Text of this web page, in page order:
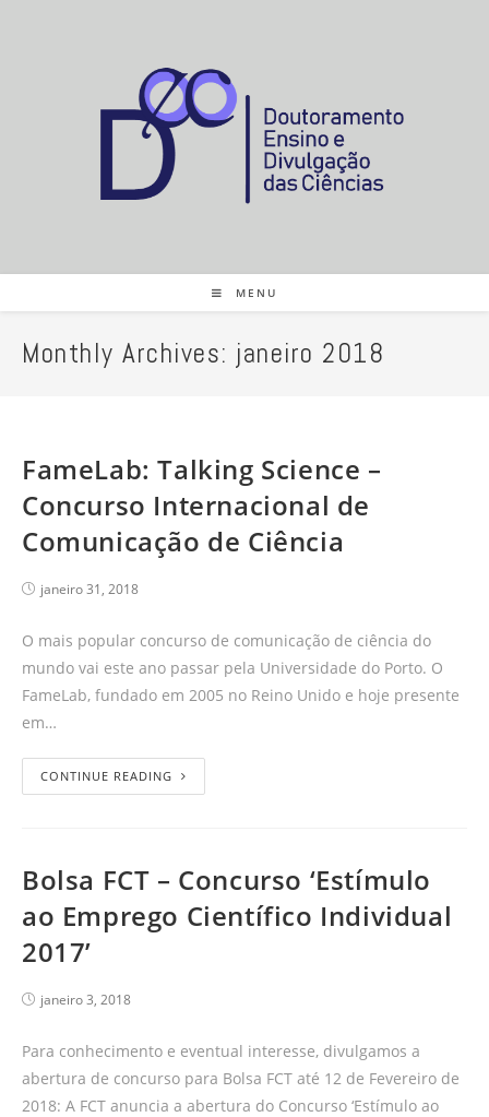
MENU
Monthly Archives: janeiro 2018
FameLab: Talking Science –
Concurso Internacional de
Comunicação de Ciência
janeiro 31, 2018
O mais popular concurso de comunicação de ciência do
mundo vai este ano passar pela Universidade do Porto. O
FameLab, fundado em 2005 no Reino Unido e hoje presente
em…
CONTINUE READING
Bolsa FCT – Concurso ‘Estímulo
ao Emprego Científico Individual
2017’
janeiro 3, 2018
Para conhecimento e eventual interesse, divulgamos a
abertura de concurso para Bolsa FCT até 12 de Fevereiro de
2018: A FCT anuncia a abertura do Concurso ‘Estímulo ao